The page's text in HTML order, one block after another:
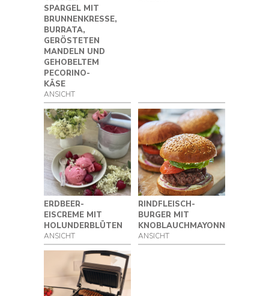
SPARGEL MIT
BRUNNENKRESSE,
BURRATA,
GERÖSTETEN
MANDELN UND
GEHOBELTEM
PECORINO-
KÄSE
ANSICHT
ERDBEER-
EISCREME MIT
HOLUNDERBLÜTEN
ANSICHT
RINDFLEISCH-
BURGER MIT
KNOBLAUCHMAYONNAISE
ANSICHT